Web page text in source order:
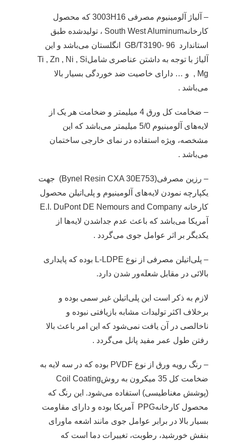
– آلیاژ آلومینیوم مصرفی 3003H16 که محصول
کارخانهSouth West Aluminum ، تولیدشده طبق
استاندارد GB/T3190- 96 انگلستان می‌باشد و این
آلیاژ با توجه به داشتن عناصری شاملTi , Zn , Ni , Si
, Mg و … دارای خاصیت ضد خوردگی بسیار بالا
می‌باشد .
– ضخامت کل ورق 4 میلیمتر و ضخامت هر یک از
لایه‌های آلومینیوم 5/0 میلیمتر می‌باشد که این
مشخصه، ویژه استفاده در نمای خارجی ساختمان
می‌باشد .
– رزین مصرفی(Bynel Resin CXA 30E753) جهت
یکپارچه نمودن لایه‌های آلومینیوم و پلی‌اتیلن محصول
آمریکا می‌باشد که باعث عدم جداشدن لایه‌ها از
یکدیگر بر اثر عوامل جوی می‌گردد .
– پلی‌اتیلن مصرفی از نوع L-LDPE بوده که پایداری
بالائی در مقابل شعله‌ور شدن دارد.
لازم به ذکر است این پلی‌اتیلن غیر سمی بوده و
برخلاف اکثر تولیدات مشابه بازیافتی نبوده و
ناخالصی در آن یافت نمی‌شود که این امر باعث بالا
رفتن طول عمر مفید پانل می‌گردد .
– رنگ رویه ورق از نوع PVDF بوده که در سه لایه به
(پوشش مغناطیسی) استفاده می‌شود. این رنگ که
محصول کارخانهPPG آمریکا بوده و دارای مقاومت
بسیار بالا در برابر عوامل جوی مانند اشعه ماورای
بنفش خورشید، رطوبت، تغییرات دما است که